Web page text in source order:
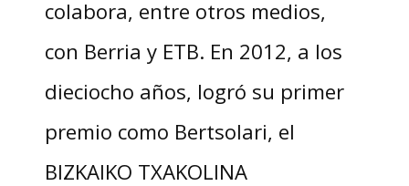
colabora, entre otros medios,
con Berria y ETB. En 2012, a los
dieciocho años, logró su primer
premio como Bertsolari, el
BIZKAIKO TXAKOLINA